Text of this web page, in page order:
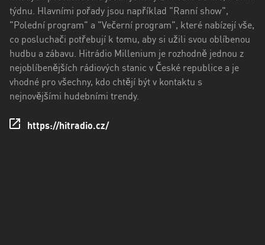
Plzeňský
Středočeský
kraj
Ústecký
týdnu. Hlavními pořady jsou například "Ranní show",
"Polední program" a "Večerní program", které nabízejí vše,
co posluchači potřebují k tomu, aby si užili svou oblíbenou
hudbu a zábavu. Hitrádio Millenium je rozhodně jednou z
nejoblíbenějších rádiových stanic v České republice a je
vhodné pro všechny, kdo chtějí být v kontaktu s
nejnovějšími hudebními trendy.
https://hitradio.cz/